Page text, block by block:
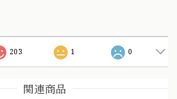
203 1 0
関連商品